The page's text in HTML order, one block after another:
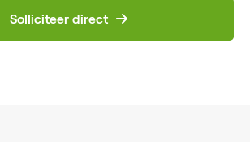
Solliciteer direct